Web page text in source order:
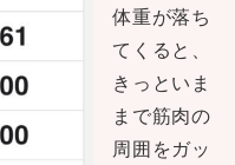
体重が落ち
てくると、
きっといま
まで筋肉の
周囲をガッ